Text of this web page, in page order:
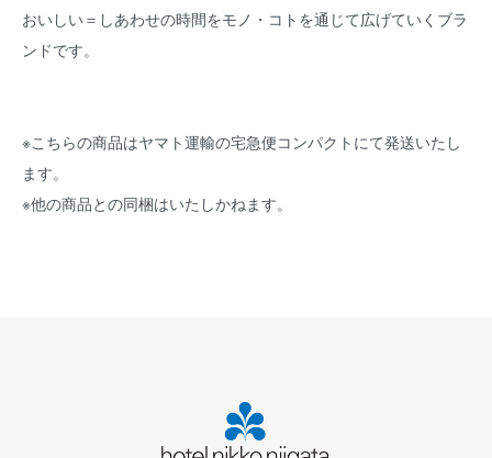
おいしい＝しあわせの時間をモノ・コトを通じて広げていくブラ
ンドです。
※こちらの商品はヤマト運輸の宅急便コンパクトにて発送いたし
ます。
※他の商品との同梱はいたしかねます。